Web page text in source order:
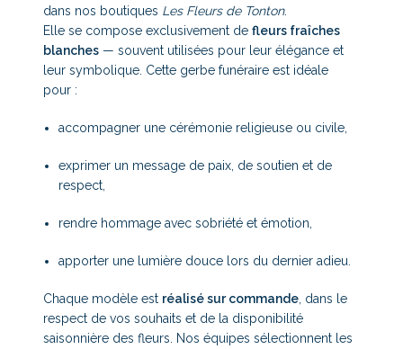
dans nos boutiques Les Fleurs de Tonton.
Elle se compose exclusivement defleurs fraîches
blanches — souvent utilisées pour leur élégance et
leur symbolique. Cette gerbe funéraire est idéale
pour :
accompagner une cérémonie religieuse ou civile,
exprimer un message de paix, de soutien et de
respect,
rendre hommage avec sobriété et émotion,
apporter une lumière douce lors du dernier adieu.
Chaque modèle est réalisé sur commande , dans le
respect de vos souhaits et de la disponibilité
saisonnière des fleurs. Nos équipes sélectionnent les